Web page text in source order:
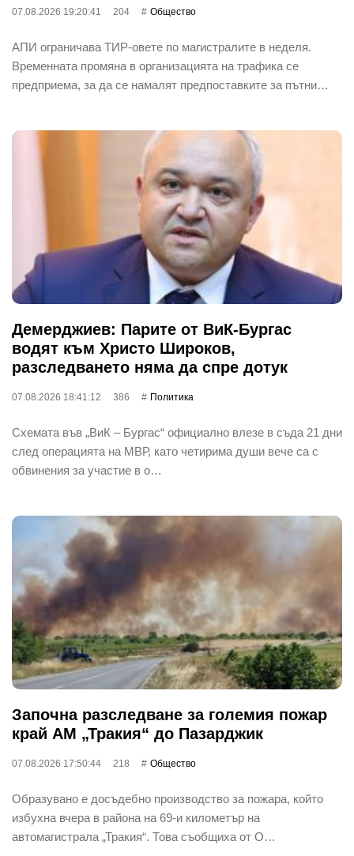
07.08.2026 19:20:41 204 Общество
АПИ ограничава ТИР-овете по магистралите в неделя.
Временната промяна в организацията на трафика се
предприема, за да се намалят предпоставките за пътни…
Демерджиев: Парите от ВиК-Бургас
водят към Христо Широков,
разследването няма да спре дотук
07.08.2026 18:41:12 386 Политика
Схемата във „ВиК – Бургас“ официално влезе в съда 21 дни
след операцията на МВР, като четирима души вече са с
обвинения за участие в о…
Започна разследване за големия пожар
край АМ „Тракия“ до Пазарджик
07.08.2026 17:50:44 218 Общество
Образувано е досъдебно производство за пожара, който
избухна вчера в района на 69-и километър на
автомагистрала „Тракия“. Това съобщиха от О…